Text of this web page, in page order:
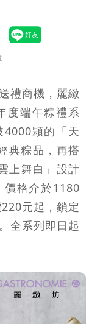
禮商機，麗緻
度端午粽禮系
顆的「天
典粽品，再搭
上舞白」設計
價格介於1180
元起，鎖定
全系列即日起